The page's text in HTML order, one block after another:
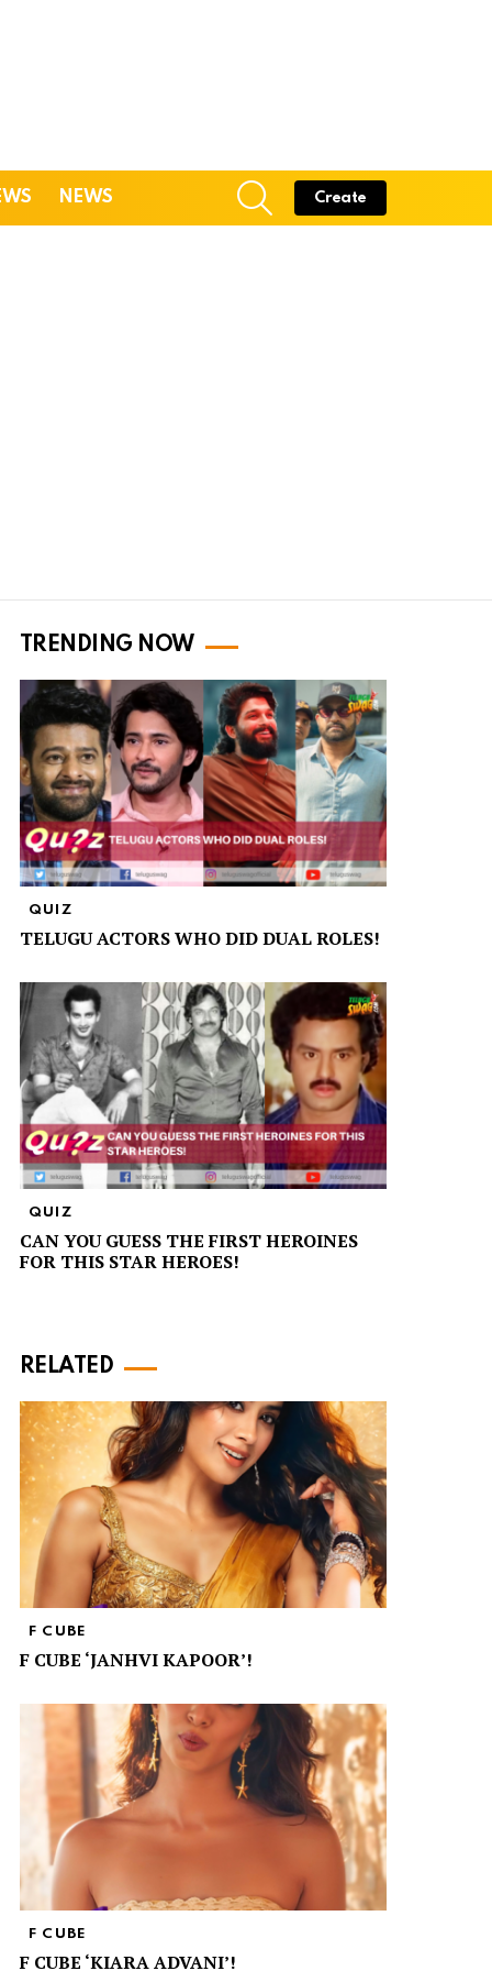
NEWS
SEARCH
Create
TRENDING NOW
QUIZ
TELUGU ACTORS WHO DID DUAL ROLES!
QUIZ
CAN YOU GUESS THE FIRST HEROINES
FOR THIS STAR HEROES!
RELATED
F CUBE
F CUBE ‘JANHVI KAPOOR’!
F CUBE
F CUBE ‘KIARA ADVANI’!